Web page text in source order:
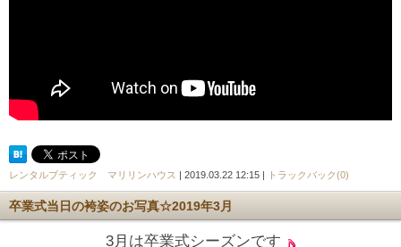
レンタルブティック マリリンハウス | 2019.03.22 12:15 | トラックバック(0)
卒業式当日の袴姿のお写真☆2019年3月
3月は卒業式シーズンです